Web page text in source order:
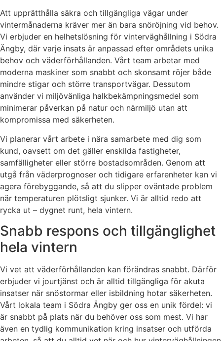
Att upprätthålla säkra och tillgängliga vägar under
vintermånaderna kräver mer än bara snöröjning vid behov.
Vi erbjuder en helhetslösning för vinterväghållning i Södra
Ängby, där varje insats är anpassad efter områdets unika
behov och väderförhållanden. Vårt team arbetar med
moderna maskiner som snabbt och skonsamt röjer både
mindre stigar och större transportvägar. Dessutom
använder vi miljövänliga halkbekämpningsmedel som
minimerar påverkan på natur och närmiljö utan att
kompromissa med säkerheten.
Vi planerar vårt arbete i nära samarbete med dig som
kund, oavsett om det gäller enskilda fastigheter,
samfälligheter eller större bostadsområden. Genom att
utgå från väderprognoser och tidigare erfarenheter kan vi
agera förebyggande, så att du slipper oväntade problem
när temperaturen plötsligt sjunker. Vi är alltid redo att
rycka ut – dygnet runt, hela vintern.
Snabb respons och tillgänglighet
hela vintern
Vi vet att väderförhållanden kan förändras snabbt. Därför
erbjuder vi jourtjänst och är alltid tillgängliga för akuta
insatser när snöstormar eller isbildning hotar säkerheten.
Vårt lokala team i Södra Ängby ger oss en unik fördel: vi
är snabbt på plats när du behöver oss som mest. Vi har
även en tydlig kommunikation kring insatser och utförda